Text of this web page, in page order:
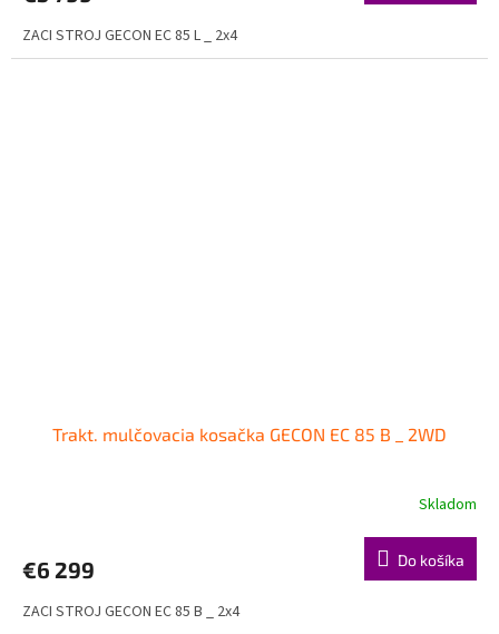
ZACI STROJ GECON EC 85 L _ 2x4
Trakt. mulčovacia kosačka GECON EC 85 B _ 2WD
Skladom
€6 299 Do košíka
ZACI STROJ GECON EC 85 B _ 2x4